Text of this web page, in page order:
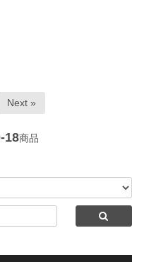
Next »
18商品